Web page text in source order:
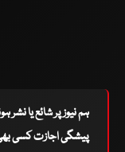
ہم نیوز پر شائع یا نشر
پیشگی اجازت کسی